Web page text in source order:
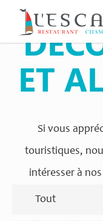
ET
Si vous
touristiques,
intéresser à